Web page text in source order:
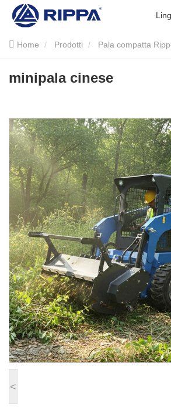
Home Prodotti Pala compatta
minipala cinese
<
minipala cinese